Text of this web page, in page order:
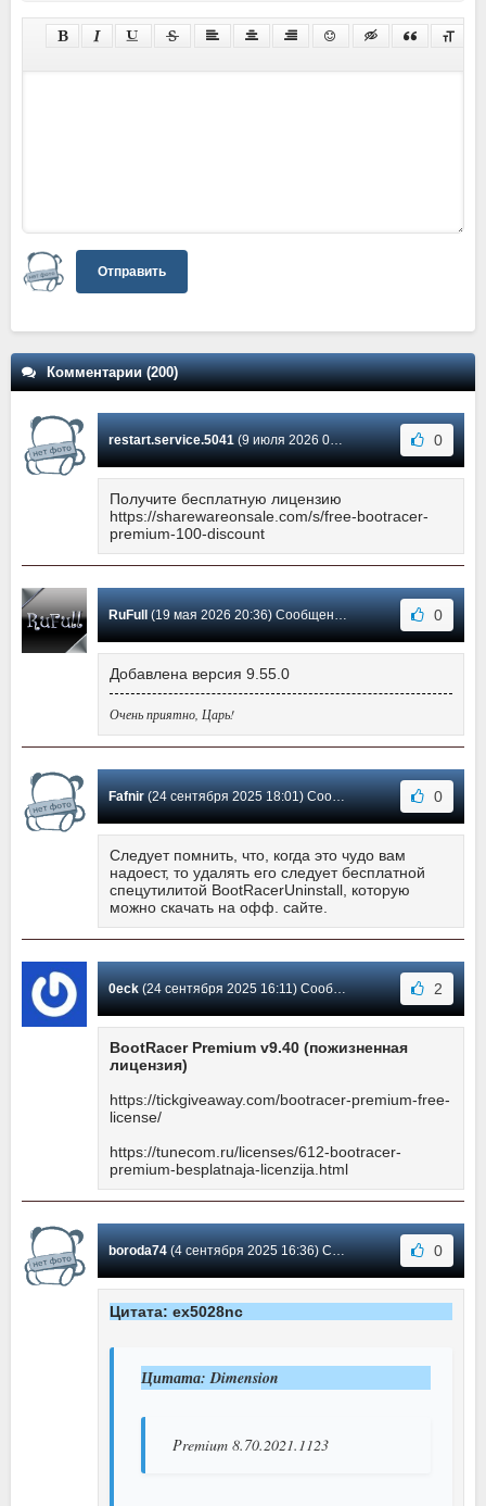
Отправить
Комментарии (200)
restart.service.5041(9 июля 2026 03:14) Сообщение #173 0
Получите бесплатную лицензию
https://sharewareonsale.com/s/free-bootracer-
premium-100-discount
RuFull(19 мая 2026 20:36) Сообщение #172 0
Добавлена версия 9.55.0
Очень приятно, Царь!
Fafnir(24 сентября 2025 18:01) Сообщение #171 0
Следует помнить, что, когда это чудо вам
надоест, то удалять его следует бесплатной
спецутилитой BootRacerUninstall, которую
можно скачать на офф. сайте.
0eck(24 сентября 2025 16:11) Сообщение #170 2
BootRacer Premium v9.40 (пожизненная
лицензия)
https://tickgiveaway.com/bootracer-premium-free-
license/
https://tunecom.ru/licenses/612-bootracer-
premium-besplatnaja-licenzija.html
boroda74(4 сентября 2025 16:36) Сообщение #169 0
Цитата: ex5028nc
Цитата: Dimension
Premium 8.70.2021.1123